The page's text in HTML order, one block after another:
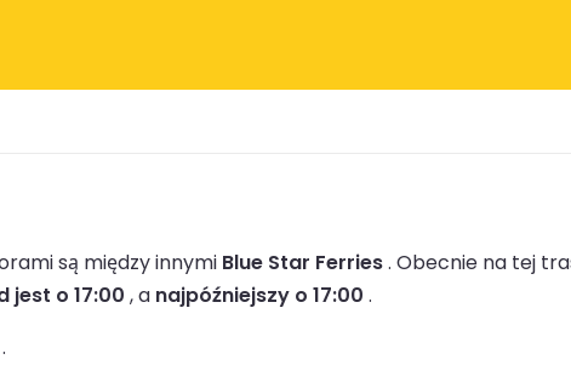
są między innymi Blue Star Ferries. Obecnie na tej
jest o 17:00 , a najpóźniejszy o 17:00 .
.